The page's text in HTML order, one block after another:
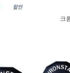
크